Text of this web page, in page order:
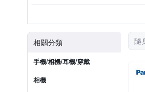
相關分類
手機/相機/耳機/穿戴
相機
隨